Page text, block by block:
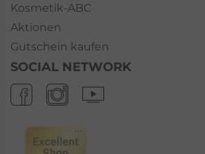
Kosmetik-ABC
Aktionen
Gutschein kaufen
SOCIAL NETWORK